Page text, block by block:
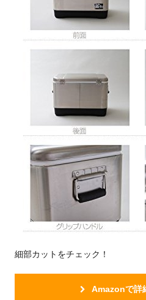
細部カットをチェック！
Amazonで詳